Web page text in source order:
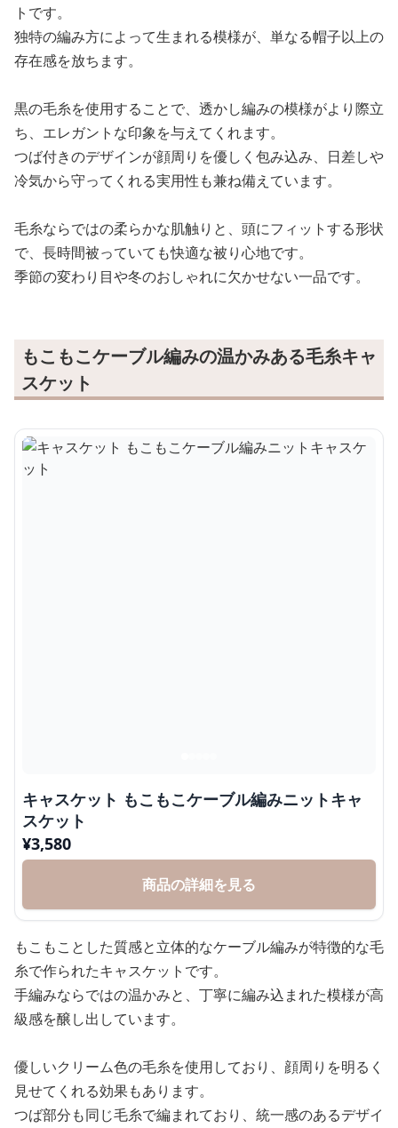
トです。
独特の編み方によって生まれる模様が、単なる帽子以上の
存在感を放ちます。
黒の毛糸を使用することで、透かし編みの模様がより際立
ち、エレガントな印象を与えてくれます。
つば付きのデザインが顔周りを優しく包み込み、日差しや
冷気から守ってくれる実用性も兼ね備えています。
毛糸ならではの柔らかな肌触りと、頭にフィットする形状
で、長時間被っていても快適な被り心地です。
季節の変わり目や冬のおしゃれに欠かせない一品です。
もこもこケーブル編みの温かみある毛糸キャ
スケット
キャスケット もこもこケーブル編みニットキャ
スケット
¥3,580
商品の詳細を見る
もこもことした質感と立体的なケーブル編みが特徴的な毛
糸で作られたキャスケットです。
手編みならではの温かみと、丁寧に編み込まれた模様が高
級感を醸し出しています。
優しいクリーム色の毛糸を使用しており、顔周りを明るく
見せてくれる効果もあります。
つば部分も同じ毛糸で編まれており、統一感のあるデザイ